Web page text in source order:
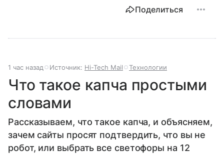
Поделиться
1 час назад Источник: Hi-Tech Mail Технологии
Что такое капча простыми
словами
Рассказываем, что такое капча, и объясняем,
зачем сайты просят подтвердить, что вы не
робот, или выбрать все светофоры на 12